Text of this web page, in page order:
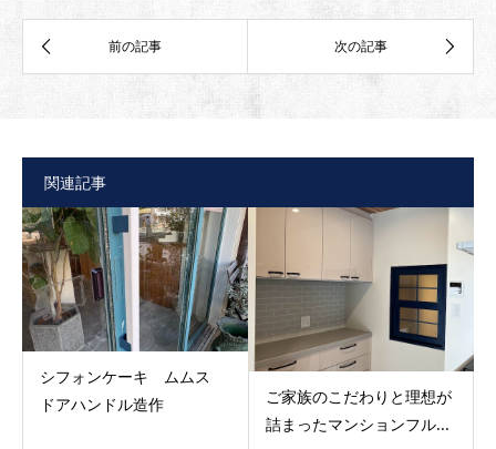
関連記事
シフォンケーキ ムムス
ドアハンドル造作
ご家族のこだわりと理想が
詰まったマンションフル...